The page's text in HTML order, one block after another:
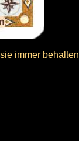
immer behalten